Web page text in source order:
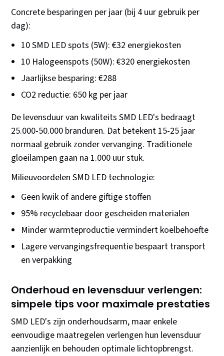
Concrete besparingen per jaar (bij 4 uur gebruik per
dag):
10 SMD LED spots (5W): €32 energiekosten
10 Halogeenspots (50W): €320 energiekosten
Jaarlijkse besparing: €288
CO2 reductie: 650 kg per jaar
De levensduur van kwaliteits SMD LED's bedraagt
25.000-50.000 branduren. Dat betekent 15-25 jaar
normaal gebruik zonder vervanging. Traditionele
gloeilampen gaan na 1.000 uur stuk.
Milieuvoordelen SMD LED technologie:
Geen kwik of andere giftige stoffen
95% recyclebaar door gescheiden materialen
Minder warmteproductie vermindert koelbehoefte
Lagere vervangingsfrequentie bespaart transport
en verpakking
Onderhoud en levensduur verlengen:
simpele tips voor maximale prestaties
SMD LED's zijn onderhoudsarm, maar enkele
eenvoudige maatregelen verlengen hun levensduur
aanzienlijk en behouden optimale lichtopbrengst.